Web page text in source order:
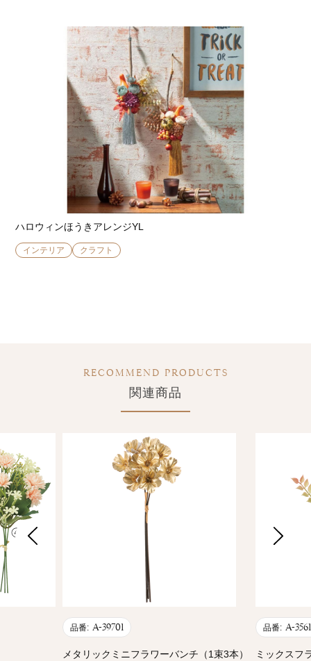
ハロウィンほうきアレンジYL
インテリア クラフト
RECOMMEND PRODUCTS
関連商品
品番: A-39701
メタリックミニフラワーバンチ（1束3本）
品番: A-
ミックスフ